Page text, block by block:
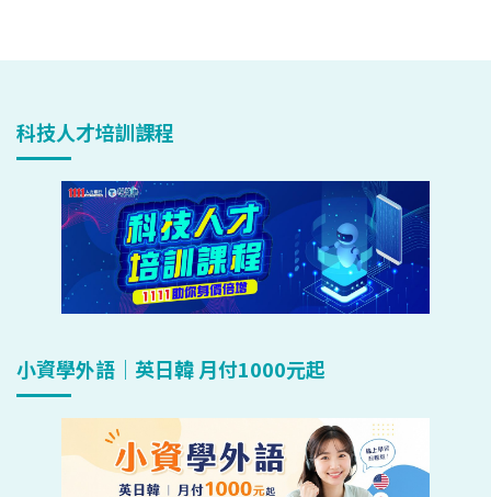
科技人才培訓課程
小資學外語｜英日韓 月付1000元起